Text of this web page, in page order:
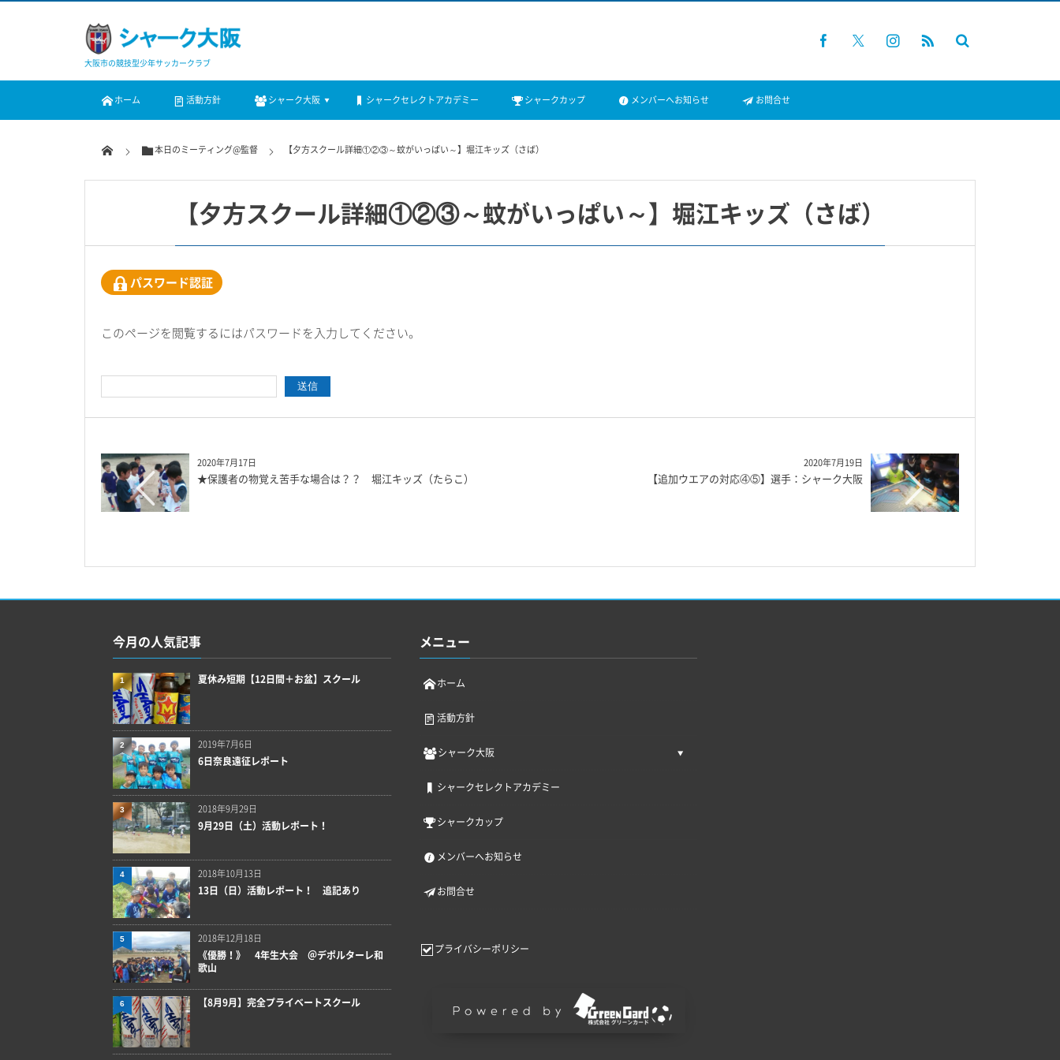
大阪市の競技型少年サッカークラブ
ホーム 活動方針 シャーク大阪 シャークセレクトアカデミー シャークカップ メンバーへお知らせ お問合せ
本日のミーティング@監督 【夕方スクール詳細①②③～蚊がいっぱい～】堀江キッズ（さば）
【夕方スクール詳細①②③～蚊がいっぱい～】堀江キッズ（さば）
パスワード認証
このページを閲覧するにはパスワードを入力してください。
2020年7月17日
★保護者の物覚え苦手な場合は？？ 堀江キッズ（たらこ）
2020年7月19日
【追加ウエアの対応④⑤】選手：シャーク大阪
今月の人気記事
夏休み短期【12日間＋お盆】スクール
1
2019年7月6日
6日奈良遠征レポート
2
2018年9月29日
9月29日（土）活動レポート！
3
2018年10月13日
13日（日）活動レポート！ 追記あり
4
2018年12月18日
《優勝！》 4年生大会 ＠デポルターレ和
歌山
5
【8月9月】完全プライベートスクール
6
メニュー
ホーム
活動方針
シャーク大阪
シャークセレクトアカデミー
シャークカップ
メンバーへお知らせ
お問合せ
プライバシーポリシー